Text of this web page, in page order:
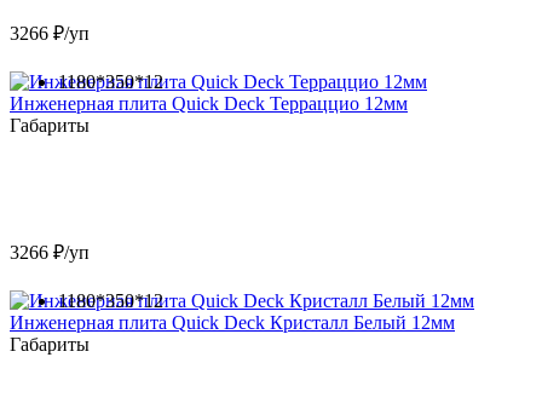
3266 ₽/уп
Инженерная плита Quick Deck Терраццио 12мм
Габариты
1180*350*12
3266 ₽/уп
Инженерная плита Quick Deck Кристалл Белый 12мм
Габариты
1180*350*12